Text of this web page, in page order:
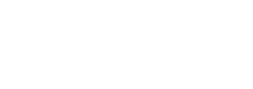
せていただ
ください。
了承くださ
器販売店・
1000ppm以下、
、
、
物等」とい
)を取得する
手段を講じ
らの製造装